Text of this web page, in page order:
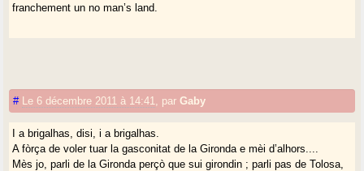
franchement un no man’s land.
# Le 6 décembre 2011 à 14:41 parGaby
I a brigalhas, disi, i a brigalhas.
A fòrça de voler tuar la gasconitat de la Gironda e mèi d’alhors....
Mès jo, parli de la Gironda perçò que sui girondin ; parli pas de Tolosa,